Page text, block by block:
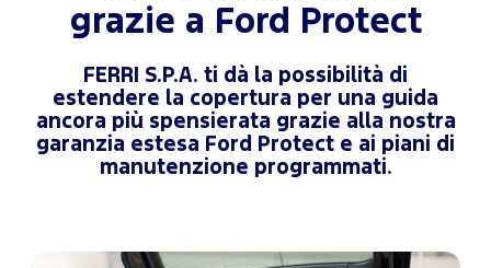
grazie a Ford Protect
FERRI S.P.A. ti dà la possibilità di
estendere la copertura per una guida
ancora più spensierata grazie alla nostra
garanzia estesa Ford Protect e ai piani di
manutenzione programmati.